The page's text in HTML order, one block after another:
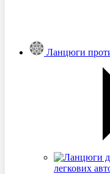
Ланцюги
легкових